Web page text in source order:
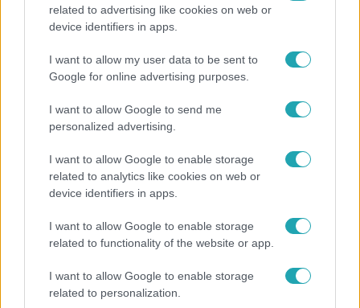
related to advertising like cookies on web or
device identifiers in apps.
I want to allow my user data to be sent to
Google for online advertising purposes.
I want to allow Google to send me
personalized advertising.
I want to allow Google to enable storage
related to analytics like cookies on web or
device identifiers in apps.
I want to allow Google to enable storage
related to functionality of the website or app.
I want to allow Google to enable storage
related to personalization.
Reggeli
Öt gyereket neveltek fel közösen – szinte sosem
mutatja meg férjét Ungár Anikó